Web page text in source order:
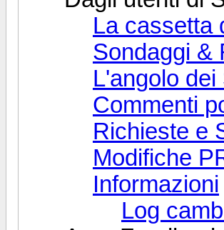
La cassetta
Sondaggi &
L'angolo
Commenti
Richieste e
Modifiche
Informazioni
Log